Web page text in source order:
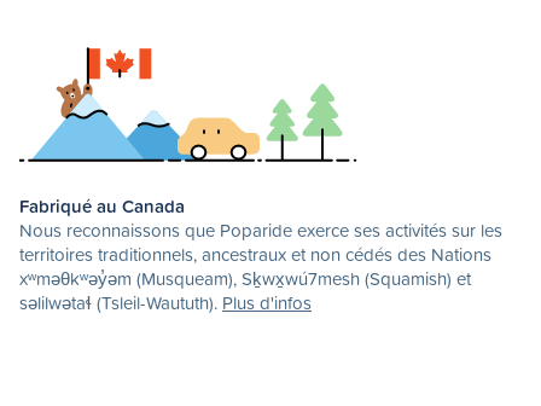
Fabriqué au Canada
Nous reconnaissons que Poparide exerce ses activités sur les
territoires traditionnels, ancestraux et non cédés des Nations
xʷməθkʷəy̓əm (Musqueam), Sḵwx̱wú7mesh (Squamish) et
səlilwətaɬ (Tsleil-Waututh). Plus d'infos